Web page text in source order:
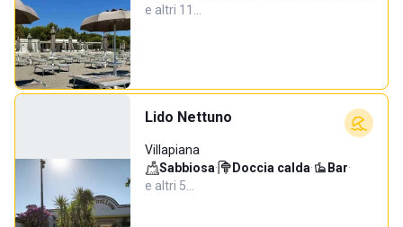
e altri 11…
Lido Nettuno
Villapiana
Sabbiosa· Doccia calda· Bar·
e altri 5…